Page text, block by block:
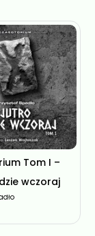
Tom I –
wczoraj